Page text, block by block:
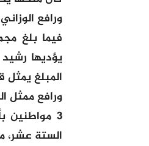
ورافع
يؤديها
المبلغ
ورافع ممثل
3
الستة عشر،